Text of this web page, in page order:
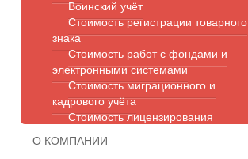
Воинский учёт
Стоимость регистрации товарного
знака
Стоимость работ с фондами и
электронными системами
Стоимость миграционного и
кадрового учёта
Стоимость лицензирования
О КОМПАНИИ